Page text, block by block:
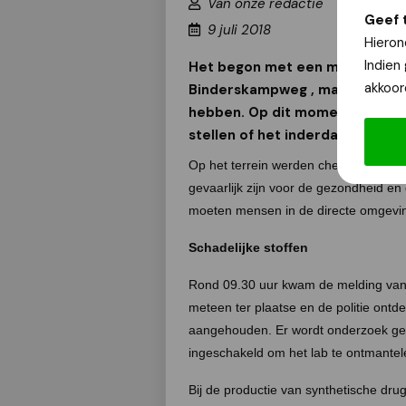
Geef
Indien
Van onze redactie
9 juli 2018
Het begon met een melding
Binderskampweg , maar
hebben. Op dit moment doet
stellen of het inderdaad om
Op het terrein werden chemische
gevaarlijk zijn voor de gezondheid
moeten mensen in de directe
Schadelijke stoffen
Rond 09.30 uur kwam de melding
meteen ter plaatse en de politie
aangehouden. Er wordt onderzoek
ingeschakeld om het lab te
Bij de productie van synthetische